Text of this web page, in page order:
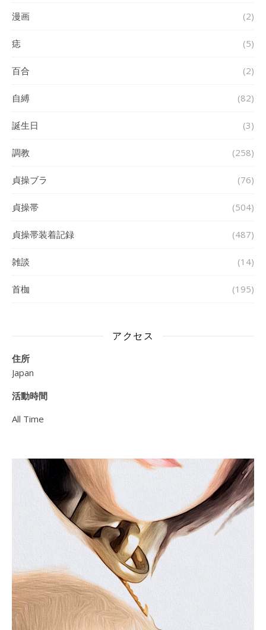
漫画 (2)
痣 (5)
百合 (2)
自縛 (82)
誕生日 (3)
調教 (258)
貞操ブラ (76)
貞操帯 (504)
貞操帯装着記録 (487)
雑談 (14)
首枷 (195)
アクセス
住所
Japan
活動時間
All Time